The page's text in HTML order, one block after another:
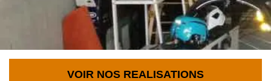
VOIR NOS REALISATIONS